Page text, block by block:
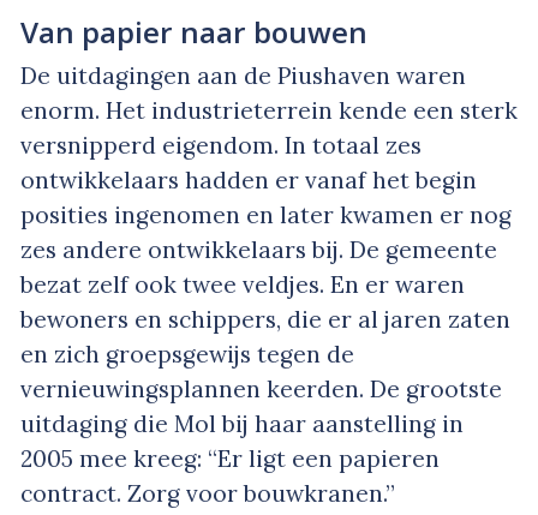
Van papier naar bouwen
De uitdagingen aan de Piushaven waren
enorm. Het industrieterrein kende een sterk
versnipperd eigendom. In totaal zes
ontwikkelaars hadden er vanaf het begin
posities ingenomen en later kwamen er nog
zes andere ontwikkelaars bij. De gemeente
bezat zelf ook twee veldjes. En er waren
bewoners en schippers, die er al jaren zaten
en zich groepsgewijs tegen de
vernieuwingsplannen keerden. De grootste
uitdaging die Mol bij haar aanstelling in
2005 mee kreeg: “Er ligt een papieren
contract. Zorg voor bouwkranen.”